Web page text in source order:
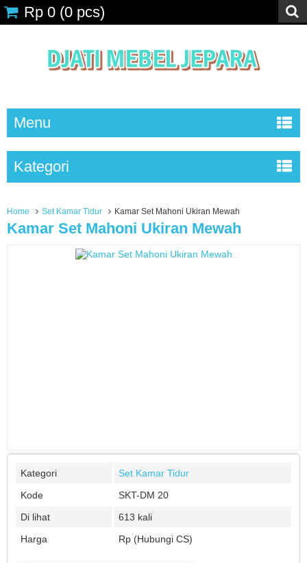
Rp 0 (0 pcs)
Menu
Kategori
Home Set Kamar Tidur Kamar Set Mahoni Ukiran Mewah
Kamar Set Mahoni Ukiran Mewah
Kategori
Set Kamar Tidur
Kode
SKT-DM 20
Di lihat
613 kali
Harga
Rp (Hubungi CS)